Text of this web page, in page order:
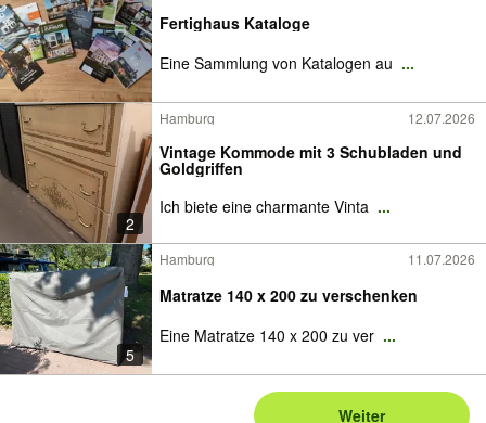
Fertighaus Kataloge
Eine Sammlung von Katalogen au ...
2
Hamburg 12.07.2026
Vintage Kommode mit 3 Schubladen und
Goldgriffen
Ich biete eine charmante Vinta ...
5
Hamburg 11.07.2026
Matratze 140 x 200 zu verschenken
Eine Matratze 140 x 200 zu ver ...
Weiter